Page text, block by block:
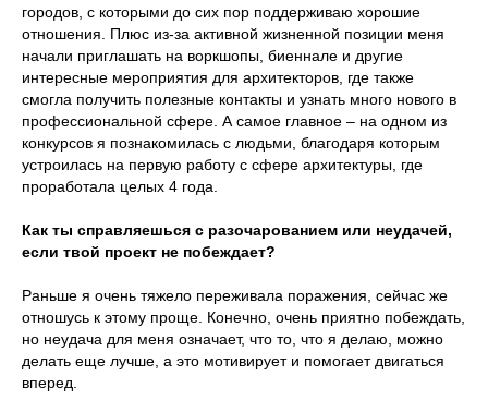
городов, с которыми до сих пор поддерживаю хорошие
отношения. Плюс из-за активной жизненной позиции меня
начали приглашать на воркшопы, биеннале и другие
интересные мероприятия для архитекторов, где также
смогла получить полезные контакты и узнать много нового в
профессиональной сфере. А самое главное – на одном из
конкурсов я познакомилась с людьми, благодаря которым
устроилась на первую работу с сфере архитектуры, где
проработала целых 4 года.
Как ты справляешься с разочарованием или неудачей,
если твой проект не побеждает?
Раньше я очень тяжело переживала поражения, сейчас же
отношусь к этому проще. Конечно, очень приятно побеждать,
но неудача для меня означает, что то, что я делаю, можно
делать еще лучше, а это мотивирует и помогает двигаться
вперед.